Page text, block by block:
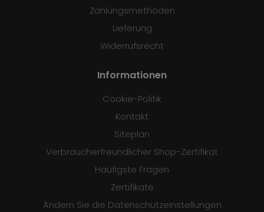
Zahlungsmethoden
Lieferung
Widerrufsrecht
Informationen
Cookie-Politik
Kontakt
Siteplan
Verbraucherfreundlicher Shop-Zertifikat
Häufigste Fragen
Zertifikate
Ändern Sie die Datenschutzeinstellungen